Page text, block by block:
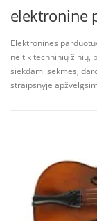
elektronine
Elektroninės
ne tik techninių žinių,
siekdami sėkmės,
straipsnyje